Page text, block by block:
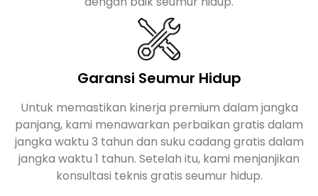
dengan baik seumur hidup.
Untuk memastikan kinerja premium dalam jangka
panjang, kami menawarkan perbaikan gratis dalam
jangka waktu 3 tahun dan suku cadang gratis dalam
jangka waktu 1 tahun. Setelah itu, kami menjanjikan